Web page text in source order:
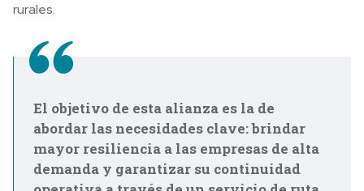
rurales.
El objetivo de esta alianza es la de
abordar las necesidades clave: brindar
mayor resiliencia a las empresas de alta
demanda y garantizar su continuidad